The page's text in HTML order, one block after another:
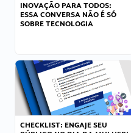
INOVAÇÃO PARA TODOS:
ESSA CONVERSA NÃO É SÓ
SOBRE TECNOLOGIA
CHECKLIST: ENGAJE SEU